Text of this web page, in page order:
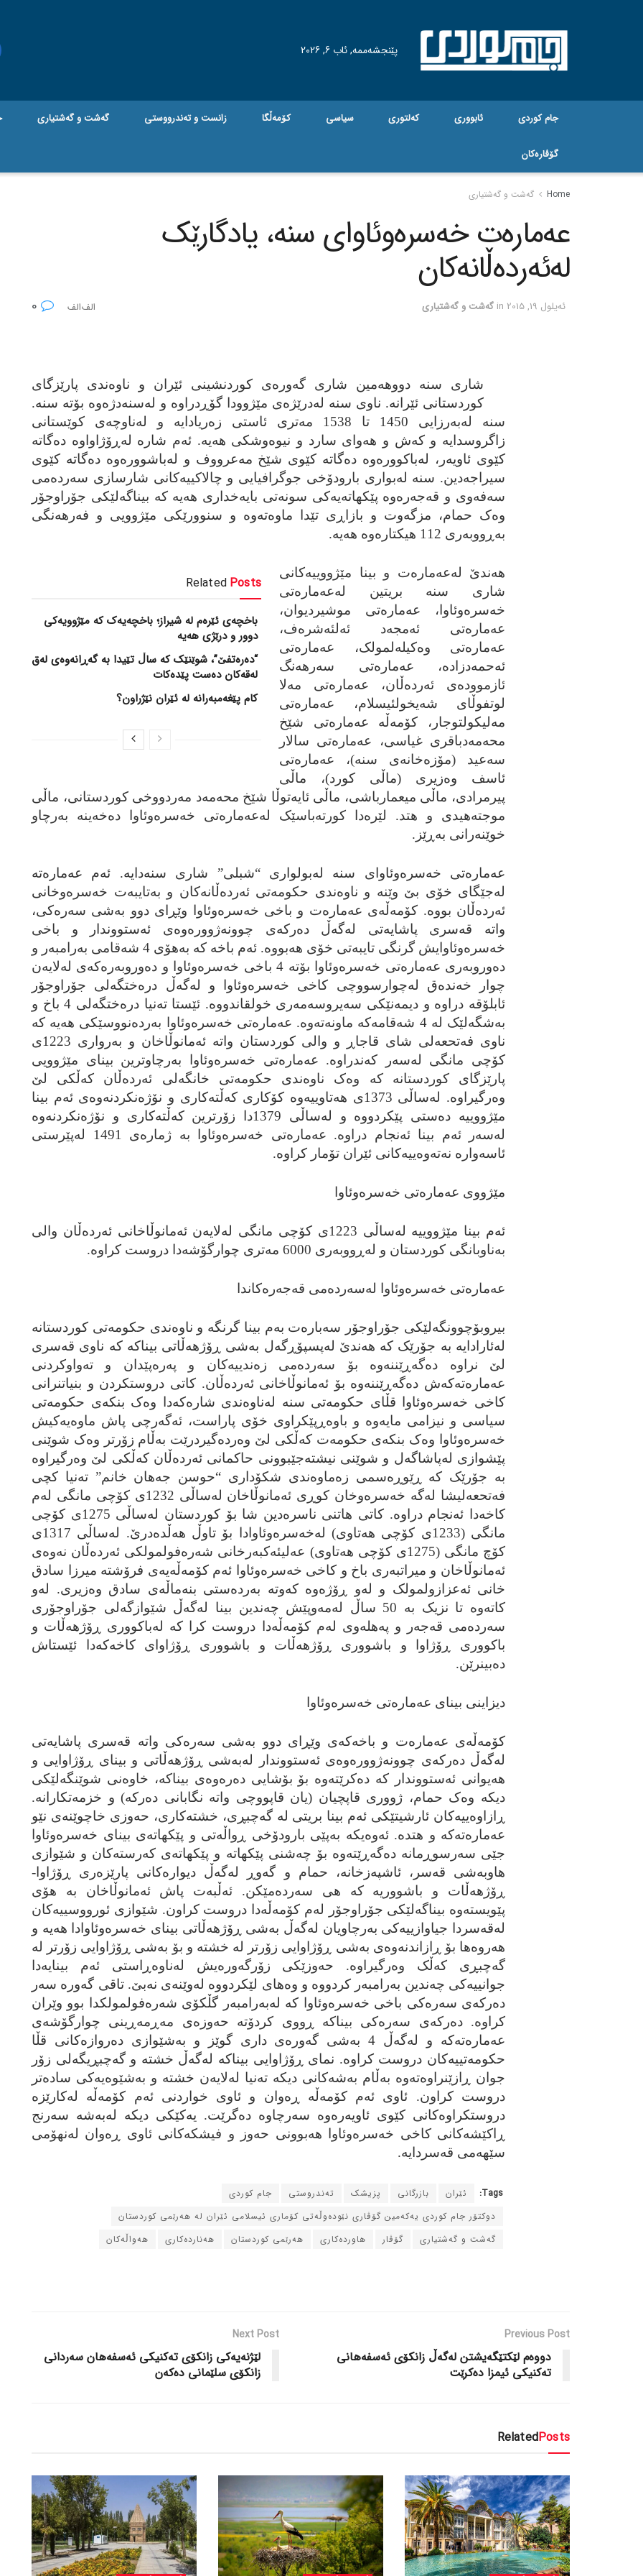
پێنجشەممە, ئاب 6, 2026
جام کوردی ئابووری کەلتوری سیاسی کۆمەڵگا زانست و تەندرووستی گه‌شت و گه‌شتیاری
گۆڤاره‌کان
Home گه‌شت و گه‌شتیاری
عه‌ماره‌ت خه‌سره‌وئاوای سنه‌، یادگارێک
له‌ئه‌رده‌ڵانه‌کان
ئه‌یلول 19, 2015 in گه‌شت و گه‌شتیاری
شاری سنه‌ دووهه‌مین شاری گه‌وره‌ی کوردنشینی ئێران و ناوه‌ندی پارێزگای
کوردستانی ئێرانه‌. ناوی سنه‌ له‌درێژه‌ی مێژوودا گۆڕدراوه‌ و له‌سنه‌دژه‌وه‌ بۆته‌ سنه‌.
سنه‌ له‌به‌رزایی 1450 تا 1538 مه‌تری ئاستی زه‌ریادایه‌ و له‌ناوچه‌ی کوێستانی
زاگروسدایه‌ و که‌ش و هه‌وای سارد و نیوه‌وشکی هه‌یه‌. ئه‌م شاره‌ له‌ڕۆژاواوه‌ ده‌گاته‌
کێوی ئاویه‌ر، له‌باکووره‌وه‌ ده‌گاته‌ کێوی شێخ مه‌عرووف و له‌باشووره‌وه‌ ده‌گاته‌ کێوی
سیراجه‌دین. سنه‌ له‌بواری بارودۆخی جوگرافیایی و چالاکییه‌کانی شارسازی سه‌رده‌می
سه‌فه‌وی و قه‌جه‌ره‌وه‌ پێکهاته‌یه‌کی سونه‌تی بایه‌خداری هه‌یه‌ که‌ بیناگه‌لێکی جۆراوجۆر
وه‌ک حمام، مزگه‌وت و بازاڕی تێدا ماوه‌ته‌وه‌ و سنوورێکی مێژوویی و فه‌رهه‌نگی
به‌ڕووبه‌ری 112 هیکتاره‌وه‌ هه‌یه‌.
Related Posts
باخچەی ئێرەم لە شیراز؛ باخچەیەک کە مێژوویەکی
دوور و درێژی هەیە
“دەرەتفێ”، شوێنێک کە ساڵ تێیدا بە گەڕانەوەی لەق
لەقەکان دەست پێدەکات
کام پێغەمبەرانە لە ئێران نێژراون؟
هه‌ندێ له‌عه‌ماره‌ت و بینا مێژووییه‌کانی
شاری سنه‌ بریتین له‌عه‌ماره‌تی
خه‌سره‌وئاوا، عه‌ماره‌تی موشیردیوان،
عه‌ماره‌تی ئه‌مجه‌د ئه‌لئه‌شره‌ف،
عه‌ماره‌تی وه‌کیله‌لمولک، عه‌ماره‌تی
ئه‌حمه‌دزاده‌، عه‌ماره‌تی سه‌رهه‌نگ
ئازمووده‌ی ئه‌رده‌ڵان، عه‌ماره‌تی مه‌لا
لوتفوڵای شه‌یخولئیسلام، عه‌ماره‌تی
مه‌لیکولتوجار، کۆمه‌ڵه عه‌ماره‌تی شێخ
محه‌مه‌دباقری غیاسی، عه‌ماره‌تی سالار
سه‌عید (مۆزه‌خانه‌ی سنه‌)، عه‌ماره‌تی
ئاسف وه‌زیری (ماڵی کورد)، ماڵی
پیرمرادی، ماڵی میعمارباشی، ماڵی ئایه‌توڵا شێخ محه‌مه‌د مه‌ردووخی کوردستانی، ماڵی
موجته‌هیدی و هتد. لێره‌دا کورته‌باسێک له‌عه‌ماره‌تی خه‌سره‌وئاوا ده‌خه‌ینه‌ به‌رچاو
خوێنه‌رانی به‌ڕێز.
عه‌ماره‌تی خه‌سره‌وئاوای سنه‌ له‌بولواری “شبلی” شاری سنه‌دایه‌. ئه‌م عه‌ماره‌ته‌
له‌جێگای خۆی بێ وێنه‌ و ناوه‌ندی حکومه‌تی ئه‌رده‌ڵانه‌کان و به‌تایبه‌ت خه‌سره‌وخانی
ئه‌رده‌ڵان بووه‌. کۆمه‌ڵه‌ی عه‌ماره‌ت و باخی خه‌سره‌وئاوا وێڕای دوو به‌شی سه‌ره‌کی،
واته‌ قه‌سری پاشایه‌تی له‌گه‌ڵ ده‌رکه‌ی چوونه‌ژووره‌وه‌ی ئه‌ستووندار و باخی
خه‌سره‌وئاوایش گرنگی تایبه‌تی خۆی هه‌بووه‌. ئه‌م باخه‌ که‌ به‌هۆی 4 شه‌قامی به‌رامبه‌ر و
ده‌وروبه‌ری عه‌ماره‌تی خه‌سره‌وئاوا بۆته‌ 4 باخی خه‌سره‌وئاوا و ده‌وروبه‌ره‌که‌ی له‌لایه‌ن
چوار خه‌نده‌ق له‌چوارسووچی کاخی خه‌سره‌وئاوا و له‌گه‌ڵ دره‌ختگه‌لی جۆراوجۆر
ئابلۆقه‌ دراوه‌ و دیمه‌نێکی سه‌یروسه‌مه‌ری خولقاندووه‌. ئێستا ته‌نیا دره‌ختگه‌لی 4 باخ و
به‌شگه‌لێک له‌ 4 شه‌قامه‌که‌ ماونه‌ته‌وه‌. عه‌ماره‌تی خه‌سره‌وئاوا به‌رده‌نووسێکی هه‌یه‌ که‌
ناوی فه‌تحعه‌لی شای قاجاڕ و والی کوردستان واته‌ ئه‌مانوڵاخان و به‌رواری 1223ی
کۆچی مانگی له‌سه‌ر که‌ندراوه‌. عه‌ماره‌تی خه‌سره‌وئاوا به‌رچاوترین بینای مێژوویی
پارێزگای کوردستانه‌ که‌ وه‌ک ناوه‌ندی حکومه‌تی خانگه‌لی ئه‌رده‌ڵان که‌ڵکی لێ
وه‌رگیراوه‌. له‌ساڵی 1373ی هه‌تاوییه‌وه‌ کۆکاری که‌ڵته‌کاری و نۆژه‌نکردنه‌وه‌ی ئه‌م بینا
مێژووییه‌ ده‌ستی پێکردووه‌ و له‌ساڵی 1379دا زۆرترین که‌ڵته‌کاری و نۆژه‌نکردنه‌وه‌
له‌سه‌ر ئه‌م بینا ئه‌نجام دراوه‌. عه‌ماره‌تی خه‌سره‌وئاوا به‌ ژماره‌ی 1491 له‌پێرستی
ئاسه‌واره‌ نه‌ته‌وه‌ییه‌کانی ئێران تۆمار کراوه‌.
مێژووی عه‌ماره‌تی خه‌سره‌وئاوا
ئه‌م بینا مێژووییه‌ له‌ساڵی 1223ی کۆچی مانگی له‌لایه‌ن ئه‌مانوڵاخانی ئه‌رده‌ڵان والی
به‌ناوبانگی کوردستان و له‌ڕووبه‌ری 6000 مه‌تری چوارگۆشه‌دا دروست کراوه‌.
عه‌ماره‌تی خه‌سره‌وئاوا له‌سه‌رده‌می قه‌جه‌ره‌کاندا
بیروبۆچوونگه‌لێکی جۆراوجۆر سه‌باره‌ت به‌م بینا گرنگه‌ و ناوه‌ندی حکومه‌تی کوردستانه‌
له‌ئارادایه‌ به‌ جۆرێک که‌ هه‌ندێ له‌پسپۆڕگه‌ل به‌شی ڕۆژهه‌ڵاتی بیناکه‌ که‌ ناوی قه‌سری
لێ نراوه‌ ده‌گه‌ڕێننه‌وه‌ بۆ سه‌رده‌می زه‌ندییه‌کان و په‌ره‌پێدان و ته‌واوکردنی
عه‌ماره‌ته‌که‌ش ده‌گه‌ڕێننه‌وه‌ بۆ ئه‌مانوڵاخانی ئه‌رده‌ڵان. کاتی دروستکردن و بنیاتنرانی
کاخی خه‌سره‌وئاوا قڵای حکومه‌تی سنه‌ له‌ناوه‌ندی شاره‌که‌دا وه‌ک بنکه‌ی حکومه‌تی
سیاسی و نیزامی مایه‌وه‌ و باوه‌ڕپێکراوی خۆی پاراست، ئه‌گه‌رچی پاش ماوه‌یه‌کیش
خه‌سره‌وئاوا وه‌ک بنکه‌ی حکومه‌ت که‌ڵکی لێ وه‌رده‌گیردرێت به‌ڵام زۆرتر وه‌ک شوێنی
پێشوازی له‌پاشاگه‌ل و شوێنی نیشته‌جێبوونی حاکمانی ئه‌رده‌ڵان که‌ڵکی لێ وه‌رگیراوه‌
به‌ جۆرێک که‌ ڕێوڕه‌سمی زه‌ماوه‌ندی شکۆداری “حوسن جه‌هان خانم” ته‌نیا کچی
فه‌تحعه‌لیشا له‌گه‌ خه‌سره‌وخان کوڕی ئه‌مانوڵاخان له‌ساڵی 1232ی کۆچی مانگی له‌م
کاخه‌دا ئه‌نجام دراوه‌. کاتی هاتنی ناسره‌دین شا بۆ کوردستان له‌ساڵی 1275ی کۆچی
مانگی (1233ی کۆچی هه‌تاوی) له‌خه‌سره‌وئاوادا بۆ تاوڵ هه‌ڵده‌درێ. له‌ساڵی 1317ی
کۆچ مانگی (1275ی کۆچی هه‌تاوی) عه‌لیئه‌کبه‌رخانی شه‌ره‌فولمولکی ئه‌رده‌ڵان نه‌وه‌ی
ئه‌مانوڵاخان و میراتبه‌ری باخ و کاخی خه‌سره‌وئاوا ئه‌م کۆمه‌ڵه‌یه‌ی فرۆشته‌ میرزا سادق
خانی ئه‌عزازولمولک و له‌و ڕۆژه‌وه‌ که‌وته‌ به‌رده‌ستی بنه‌ماڵه‌ی سادق وه‌زیری. له‌و
کاته‌وه‌ تا نزیک به‌ 50 ساڵ له‌مه‌وپێش چه‌ندین بینا له‌گه‌ڵ شێوازگه‌لی جۆراوجۆری
سه‌رده‌می قه‌جه‌ر و په‌هله‌وی له‌م کۆمه‌ڵه‌دا دروست کرا که‌ له‌باکووری ڕۆژهه‌ڵات و
باکووری ڕۆژاوا و باشووری ڕۆژهه‌ڵات و باشووری ڕۆژاوای کاخه‌که‌دا ئێستاش
ده‌بینرێن.
دیزاینی بینای عه‌ماره‌تی خه‌سره‌وئاوا
کۆمه‌ڵه‌ی عه‌ماره‌ت و باخه‌که‌ی وێڕای دوو به‌شی سه‌ره‌کی واته‌ قه‌سری پاشایه‌تی
له‌گه‌ڵ ده‌رکه‌ی چوونه‌ژووره‌وه‌ی ئه‌ستووندار له‌به‌شی ڕۆژهه‌ڵاتی و بینای ڕۆژاوایی و
هه‌یوانی ئه‌ستووندار که‌ ده‌کرێته‌وه‌ بۆ بۆشایی ده‌ره‌وه‌ی بیناکه‌، خاوه‌نی شوێنگه‌لێکی
دیکه‌ وه‌ک حمام، ژووری قاپچیان (یان قاپووچی واته‌ نگابانی ده‌رکه‌) و خزمه‌تکارانه‌.
ڕازاوه‌ییه‌کان ئارشیتێکی ئه‌م بینا بریتی له‌ گه‌چبڕی، خشته‌کاری، حه‌وزی خاچوێنه‌ی نێو
عه‌ماره‌ته‌که‌ و هتده‌. ئه‌وه‌یکه‌ به‌پێی بارودۆخی ڕواڵه‌تی و پێکهاته‌ی بینای خه‌سره‌وئاوا
جێی سه‌رسوڕمانه‌ ده‌گه‌ڕێته‌وه‌ بۆ چه‌شنی پێکهاته‌ و پێکهاته‌ی که‌رسته‌کان و شێوازی
هاوبه‌شی قه‌سر، ئاشپه‌زخانه‌، حمام و گه‌وڕ له‌گه‌ڵ دیواره‌کانی پارێزه‌ری ڕۆژاوا-
ڕۆژهه‌ڵات و باشووریه‌ که‌ هی سه‌رده‌مێکن. ئه‌ڵبه‌ت پاش ئه‌مانوڵاخان به‌ هۆی
پێویسته‌وه‌ بیناگه‌لێکی جۆراوجۆر له‌م کۆمه‌ڵه‌دا دروست کراون. شێوازی ئورووسییه‌کان
له‌قه‌سردا جیاوازییه‌کی به‌رچاویان له‌گه‌ڵ به‌شی ڕۆژهه‌ڵاتی بینای خه‌سره‌وئاوادا هه‌یه‌ و
هه‌روه‌ها بۆ ڕازاندنه‌وه‌ی به‌شی ڕۆژاوایی زۆرتر له‌ خشته‌ و بۆ به‌شی ڕۆژاوایی زۆرتر له‌
گه‌چبڕی که‌ڵک وه‌رگیراوه‌. حه‌وزێکی زۆرگه‌وره‌یش له‌ناوه‌ڕاستی ئه‌م بینایه‌دا
جوانییه‌کی چه‌ندین به‌رامبه‌ر کردووه‌ و وه‌های لێکردووه‌ له‌وێنه‌ی نه‌بێ. تاقی گه‌وره‌ سه‌ر
ده‌رکه‌ی سه‌ره‌کی باخی خه‌سره‌وئاوا که‌ له‌به‌رامبه‌ر گڵکۆی شه‌ره‌فولمولکدا بوو وێران
کراوه‌. ده‌رکه‌ی سه‌ره‌کی بیناکه‌ ڕووی کردۆته‌ حه‌وزه‌ی مه‌ڕمه‌ڕینی چوارگۆشه‌ی
عه‌ماره‌ته‌که‌ و له‌گه‌ڵ 4 به‌شی گه‌وره‌ی داری گوێز و به‌شێوازی ده‌روازه‌کانی قڵا
حکومه‌تییه‌کان دروست کراوه‌. نمای ڕۆژاوایی بیناکه‌ له‌گه‌ڵ خشته‌ و گه‌چبڕیگه‌لی زۆر
جوان ڕازێنراوه‌ته‌وه‌ به‌ڵام به‌شه‌کانی دیکه‌ ته‌نیا له‌لایه‌ن خشته‌ و به‌شێوه‌یه‌کی ساده‌تر
دروست کراون. ئاوی ئه‌م کۆمه‌ڵه‌ ڕه‌وان و ئاوی خواردنی ئه‌م کۆمه‌ڵه‌ له‌کارێزه‌
دروستکراوه‌کانی کێوی ئاویه‌ره‌وه‌ سه‌رچاوه‌ ده‌گرێت. یه‌کێکی دیکه‌ له‌به‌شه‌ سه‌رنج
ڕاکێشه‌کانی کاخی خه‌سره‌وئاوا هه‌بوونی حه‌وز و فیشکه‌کانی ئاوی ڕه‌وان له‌نهۆمی
سێهه‌می قه‌سردایه‌.
Tags: ئێران بازرگانی پزیشک ته‌ندروستی
جام کوردی
دوکتۆر جام کوردی یه‌که‌مین گۆڤاری نێوده‌وڵه‌تی کۆماری ئیسلامی ئێران له‌ هه‌رێمی کوردستان
گه‌شت و گه‌شتیاری
گۆڤار هاورده‌کاری هه‌رێمی کوردستان هه‌نارده‌کاری هه‌واڵه‌کان
Previous Post
دووه‌م لێكتێگه‌یشتن له‌گه‌ڵ زانكۆى ئه‌سفه‌هانى
ته‌كنیكى ئیمزا ده‌كرێت
Next Post
لێژنه‌یه‌کی زانکۆی ته‌کنیکی ئه‌سفه‌هان سه‌ردانی
زانکۆی سلێمانی ده‌که‌ن
RelatedPosts